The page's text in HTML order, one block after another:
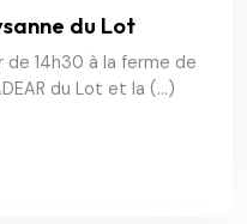
du Lot
de 14h30 à la ferme de
du Lot et la (…)